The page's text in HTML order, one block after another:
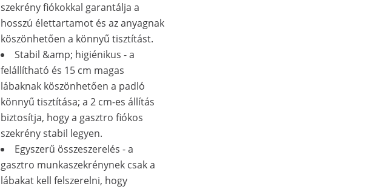
szekrény fiókokkal garantálja a
hosszú élettartamot és az anyagnak
köszönhetően a könnyű tisztítást.
Stabil &amp; higiénikus - a
felállítható és 15 cm magas
lábaknak köszönhetően a padló
könnyű tisztítása; a 2 cm-es állítás
biztosítja, hogy a gasztro fiókos
szekrény stabil legyen.
Egyszerű összeszerelés - a
gasztro munkaszekrénynek csak a
lábakat kell felszerelni, hogy